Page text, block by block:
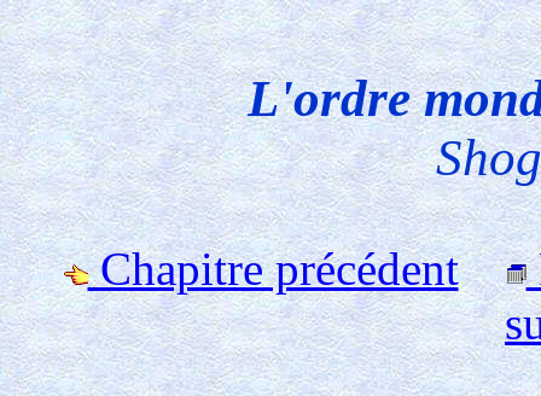
L'ordre
Chapitre précédent